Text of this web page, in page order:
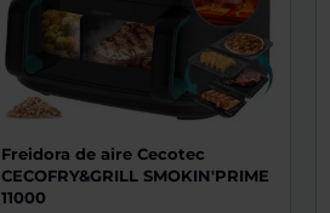
Freidora de aire Cecotec
CECOFRY&GRILL SMOKIN'PRIME
11000